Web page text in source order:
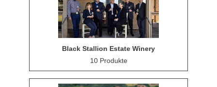
Black Stallion Estate Winery
10 Produkte